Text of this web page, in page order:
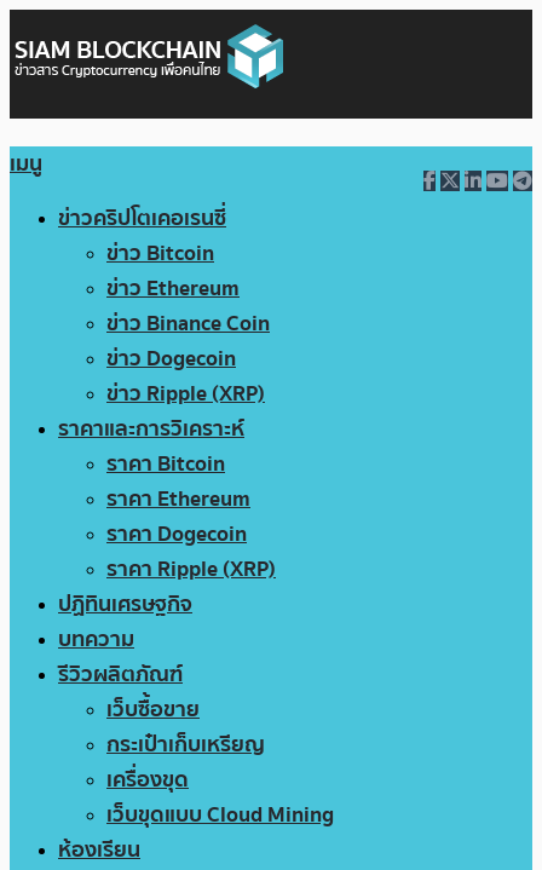
เมนู
ข่าวคริปโตเคอเรนซี่
ข่าว Bitcoin
ข่าว Ethereum
ข่าว Binance Coin
ข่าว Dogecoin
ข่าว Ripple (XRP)
ราคาและการวิเคราะห์
ราคา Bitcoin
ราคา Ethereum
ราคา Dogecoin
ราคา Ripple (XRP)
ปฏิทินเศรษฐกิจ
บทความ
รีวิวผลิตภัณฑ์
เว็บซื้อขาย
กระเป๋าเก็บเหรียญ
เครื่องขุด
เว็บขุดแบบ Cloud Mining
ห้องเรียน